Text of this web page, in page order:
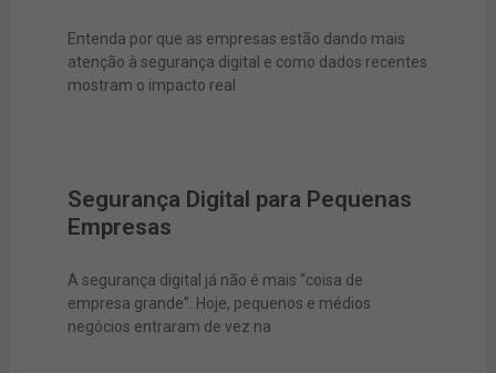
Entenda por que as empresas estão dando mais
atenção à segurança digital e como dados recentes
mostram o impacto real
Segurança Digital para Pequenas
Empresas
A segurança digital já não é mais “coisa de
empresa grande”. Hoje, pequenos e médios
negócios entraram de vez na